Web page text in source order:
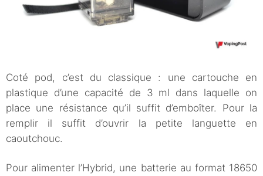
Coté pod, c’est du classique : une cartouche en
plastique d’une capacité de 3 ml dans laquelle on
place une résistance qu’il suffit d’emboîter. Pour la
remplir il suffit d’ouvrir la petite languette en
caoutchouc.
Pour alimenter l’Hybrid, une batterie au format 18650